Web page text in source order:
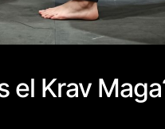
el Krav